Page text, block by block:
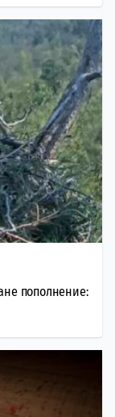
пополнение: